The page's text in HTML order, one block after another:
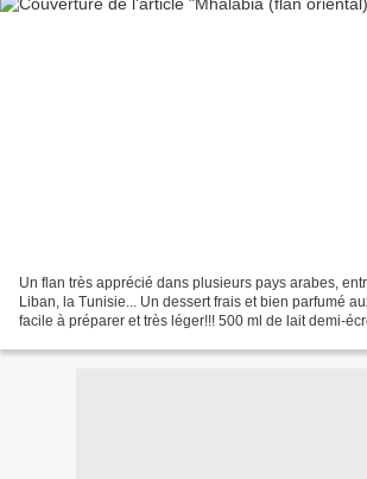
Un flan très apprécié dans plusieurs pays arabes,
Liban, la Tunisie... Un dessert frais et bien parfumé
facile à préparer et très léger!!! 500 ml de lait demi-